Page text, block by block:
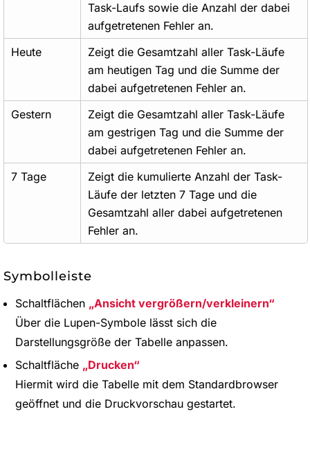
Task-Laufs sowie die Anzahl der dabei
aufgetretenen Fehler an.
Heute
Zeigt die Gesamtzahl aller Task-Läufe
am heutigen Tag und die Summe der
dabei aufgetretenen Fehler an.
Gestern
Zeigt die Gesamtzahl aller Task-Läufe
am gestrigen Tag und die Summe der
dabei aufgetretenen Fehler an.
7 Tage
Zeigt die kumulierte Anzahl der Task-
Läufe der letzten 7 Tage und die
Gesamtzahl aller dabei aufgetretenen
Fehler an.
Symbolleiste
Schaltflächen
Ansicht vergrößern/verkleinern
Über die Lupen-Symbole lässt sich die
Darstellungsgröße der Tabelle anpassen.
Schaltfläche
Drucken
Hiermit wird die Tabelle mit dem Standardbrowser
geöffnet und die Druckvorschau gestartet.